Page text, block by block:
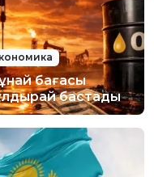
бағасы
бастады